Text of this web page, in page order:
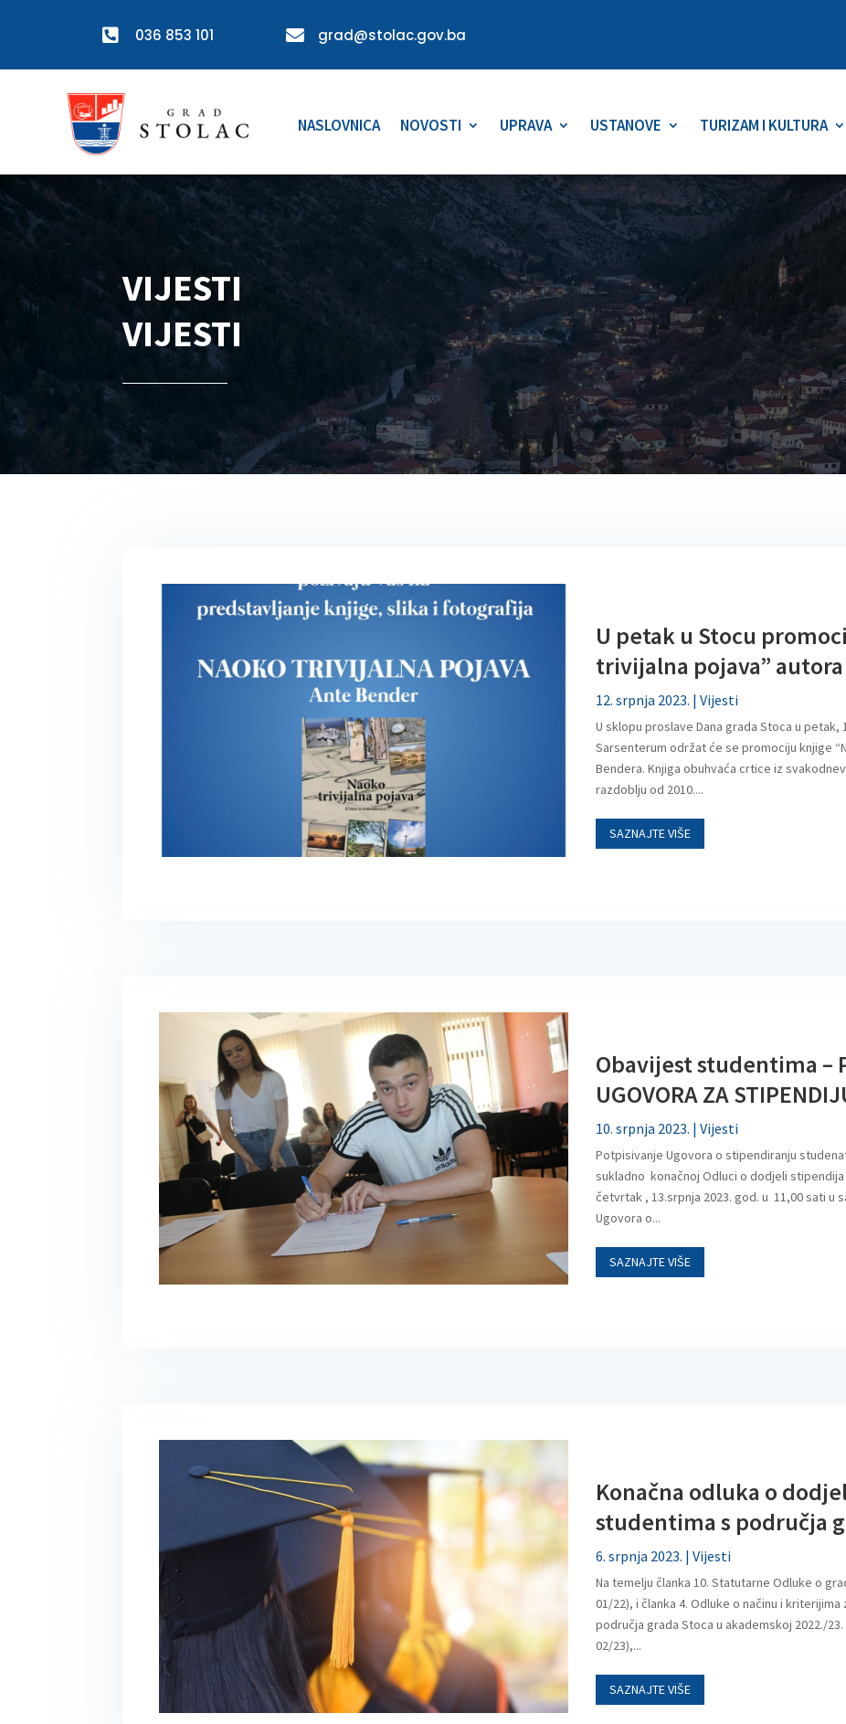
 036 853 101  grad@stolac.gov.ba
NASLOVNICA NOVOSTI UPRAVA USTANOVE TURIZAM I KULTURA
VIJESTI
VIJESTI
U petak u Stocu
trivijalna pojava”
12. srpnja 2023. |Vijesti
U sklopu proslave Dana grada Stoca u petak,
Sarsenterum održat će se promociju knjige
Bendera. Knjiga obuhvaća crtice iz
razdoblju od 2010....
SAZNAJTE VIŠE
Obavijest studentima –
UGOVORA ZA
10. srpnja 2023. |Vijesti
Potpisivanje Ugovora o stipendiranju
sukladno konačnoj Odluci o dodjeli
četvrtak , 13.srpnja 2023. god. u 11,00 sati u
Ugovora o...
SAZNAJTE VIŠE
Konačna odluka o
studentima s područja
6. srpnja 2023. |Vijesti
Na temelju članka 10. Statutarne Odluke o
01/22), i članka 4. Odluke o načinu i
područja grada Stoca u akademskoj 2022./
02/23),...
SAZNAJTE VIŠE